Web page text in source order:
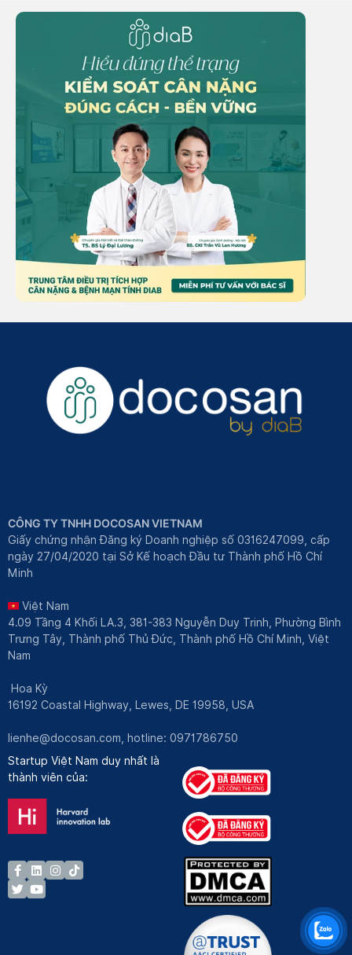
CÔNG TY TNHH DOCOSAN VIETNAM
Giấy chứng nhận Đăng ký Doanh nghiệp số 0316247099, cấp
ngày 27/04/2020 tại Sở Kế hoạch Đầu tư Thành phố Hồ Chí
Minh
Việt Nam
4.09 Tầng 4 Khối LA.3, 381-383 Nguyễn Duy Trinh, Phường Bình
Trưng Tây, Thành phố Thủ Đức, Thành phố Hồ Chí Minh, Việt
Nam
Hoa Kỳ
16192 Coastal Highway, Lewes, DE 19958, USA
lienhe@docosan.com , hotline: 0971786750
Startup Việt Nam duy nhất là
thành viên của: